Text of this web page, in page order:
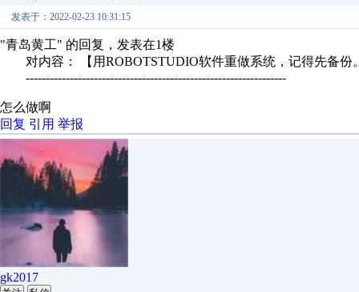
发表于：2022-02-23 10:31:15
"青岛黄工" 的回复，发表在1楼
对内容： 【用ROBOTSTUDIO软件重做系统，记得先备份
-----------------------------------------------------------------
怎么做啊
回复 引用 举报
gk2017